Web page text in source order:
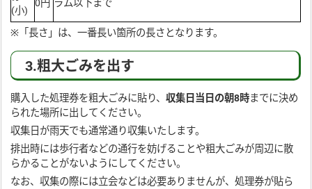
(小)
0円 ラム以下まで
※「長さ」は、一番長い箇所の長さとなります。
3.粗大ごみを出す
購入した処理券を粗大ごみに貼り、収集日 当日の朝8時までに決め
られた場所に出してください。
収集日が雨天でも通常通り収集いたします。
排出時には歩行者などの通行を妨げることや粗大ごみが周辺に散
らかることがないようにしてください。
なお、収集の際には立会などは必要ありませんが、処理券が貼ら